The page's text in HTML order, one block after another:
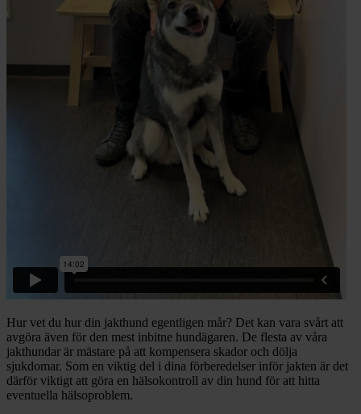
Hur vet du hur din jakthund egentligen mår? Det kan vara svårt att
avgöra även för den mest inbitne hundägaren. De flesta av våra
jakthundar är mästare på att kompensera skador och dölja
sjukdomar. Som en viktig del i dina förberedelser inför jakten är det
därför viktigt att göra en hälsokontroll av din hund för att hitta
eventuella hälsoproblem.